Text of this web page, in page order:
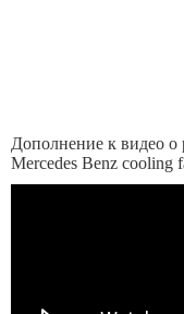
Дополнение к видео о
Mercedes Benz cooling